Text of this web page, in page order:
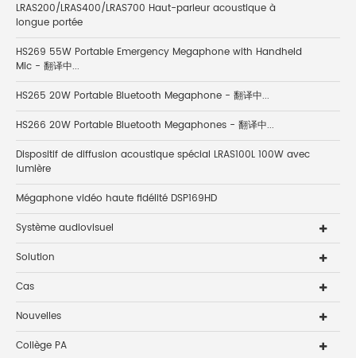
LRAS200/LRAS400/LRAS700 Haut-parleur acoustique à
longue portée
HS269 55W Portable Emergency Megaphone with Handheld
Mic - 翻译中...
HS265 20W Portable Bluetooth Megaphone - 翻译中...
HS266 20W Portable Bluetooth Megaphones - 翻译中...
Dispositif de diffusion acoustique spécial LRAS100L 100W avec
lumière
Mégaphone vidéo haute fidélité DSP169HD
Système audiovisuel
Solution
Cas
Nouvelles
Collège PA